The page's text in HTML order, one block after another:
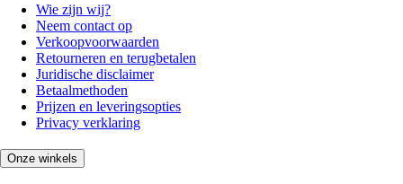
Wie zijn wij?
Neem contact op
Verkoopvoorwaarden
Retourneren en terugbetalen
Juridische disclaimer
Betaalmethoden
Prijzen en leveringsopties
Privacy verklaring
Onze winkels